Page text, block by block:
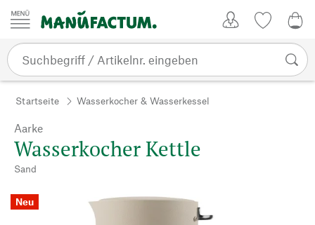
Zum Inhalt springen
Startseite Wasserkocher & Wasserkessel
Aarke
Wasserkocher Kettle
Sand
Neu